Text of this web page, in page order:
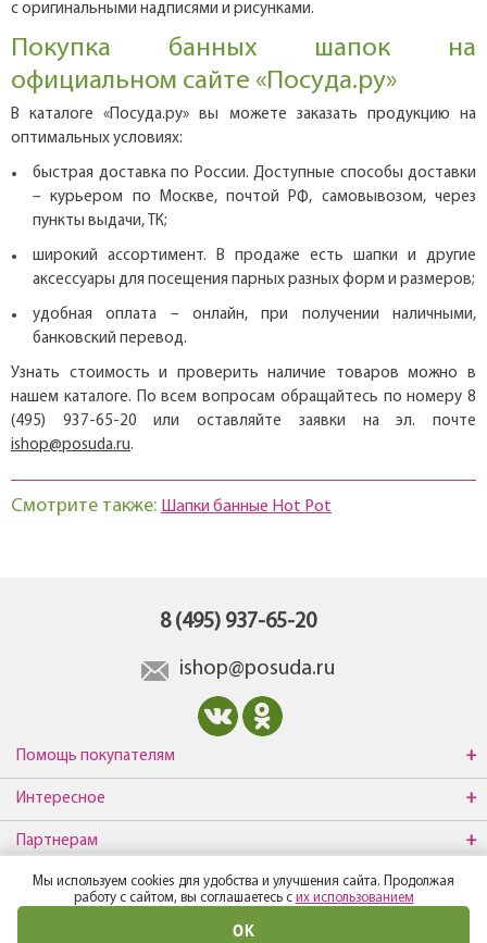
с оригинальными надписями и рисунками.
Покупка банных шапок на
официальном сайте «Посуда.ру»
В каталоге «Посуда.ру» вы можете заказать продукцию на
оптимальных условиях:
быстрая доставка по России. Доступные способы доставки
– курьером по Москве, почтой РФ, самовывозом, через
пункты выдачи, ТК;
широкий ассортимент. В продаже есть шапки и другие
аксессуары для посещения парных разных форм и размеров;
удобная оплата – онлайн, при получении наличными,
банковский перевод.
Узнать стоимость и проверить наличие товаров можно в
нашем каталоге. По всем вопросам обращайтесь по номеру 8
(495) 937-65-20 или оставляйте заявки на эл. почте
ishop@posuda.ru.
Смотрите также: Шапки банные Hot Pot
8 (495) 937-65-20
ishop@posuda.ru
Помощь покупателям
Интересное
Партнерам
О компании
Мы используем cookies для удобства и улучшения сайта. Продолжая
работу с сайтом, вы соглашаетесь с их использованием
ОК